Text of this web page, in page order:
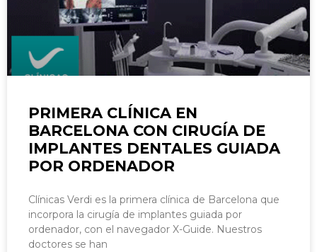
PRIMERA CLÍNICA EN
BARCELONA CON CIRUGÍA DE
IMPLANTES DENTALES GUIADA
POR ORDENADOR
Clínicas Verdi es la primera clínica de Barcelona que
incorpora la cirugía de implantes guiada por
ordenador, con el navegador X-Guide. Nuestros
doctores se han